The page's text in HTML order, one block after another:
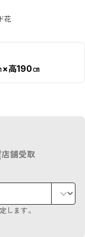
花
×高190㎝
店舗受取
します。